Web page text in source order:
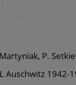
P.
Auschwitz 1942-